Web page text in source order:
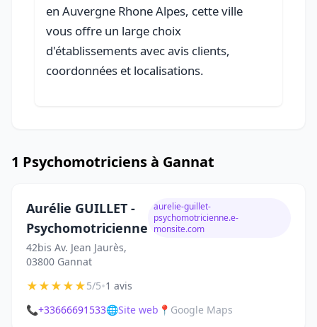
en Auvergne Rhone Alpes, cette ville
vous offre un large choix
d'établissements avec avis clients,
coordonnées et localisations.
1 Psychomotriciens à Gannat
Aurélie GUILLET -
Psychomotricienne
42bis Av. Jean Jaurès,
03800 Gannat
aurelie-guillet-
psychomotricienne.e-
monsite.com
★★★★★5/5•1 avis
📞+33666691533🌐Site web 📍 Google Maps